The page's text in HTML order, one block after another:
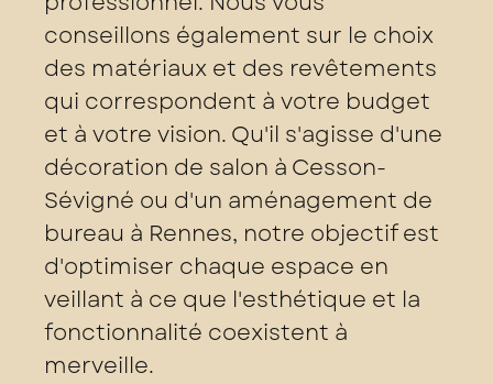
conseillons également sur le choix
des matériaux et des revêtements
qui correspondent à votre budget
et à votre vision. Qu'il s'agisse d'une
décoration de salon à Cesson-
Sévigné ou d'un aménagement de
bureau à Rennes, notre objectif est
d'optimiser chaque espace en
veillant à ce que l'esthétique et la
fonctionnalité coexistent à
merveille.